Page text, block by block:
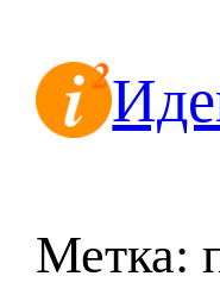
содержимому
Метка: